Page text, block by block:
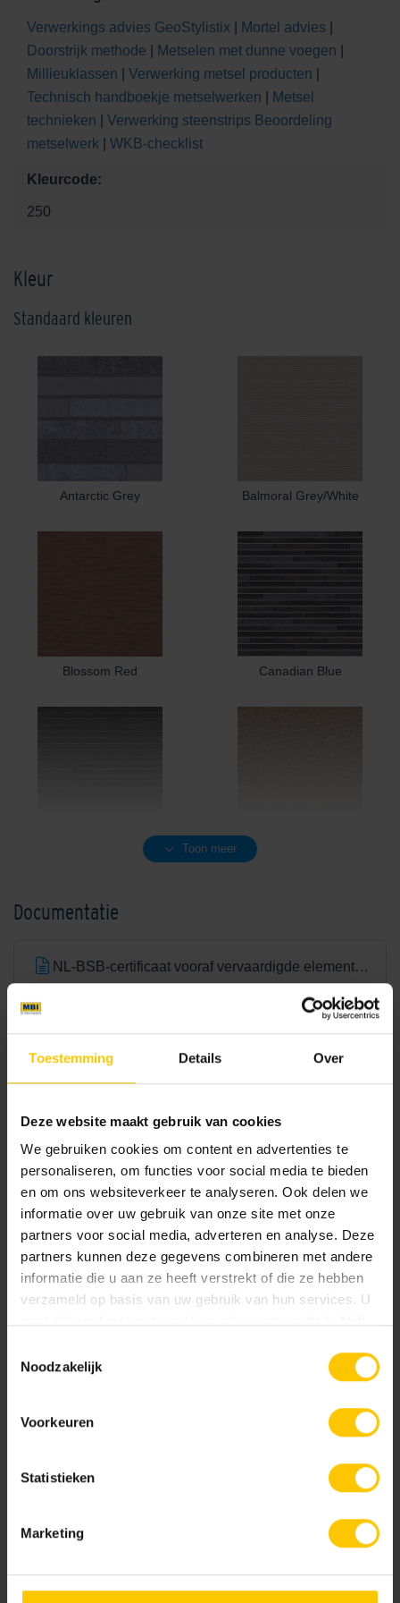
Toestemming Details Over
Deze website maakt gebruik van cookies
We gebruiken cookies om content en advertenties te
personaliseren, om functies voor social media te bieden
en om ons websiteverkeer te analyseren. Ook delen we
informatie over uw gebruik van onze site met onze
partners voor social media, adverteren en analyse. Deze
partners kunnen deze gegevens combineren met andere
informatie die u aan ze heeft verstrekt of die ze hebben
verzameld op basis van uw gebruik van hun services. U
Noodzakelijk
Voorkeuren
Statistieken
Marketing
Verwerkings advies GeoStylistix Mortel advies
Doorstrijk methode
Metselen met dunne voegen
Millieuklassen
Verwerking metsel producten
Technisch handboekje metselwerken
Metsel
technieken
Verwerking steenstrips Beoordeling
metselwerk
WKB-checklist
Kleurcode:
250
Kleur
Standaard kleuren
Antarctic Grey Balmoral Grey/White
Blossom Red Canadian Blue
Dark Grey
Dover White Earth Brown/Grey
Shaded Brown/Black Shaded Brownie/Dark
Shaded Charcoal/Green
Toon meer
Documentatie
NL-BSB-certificaat vooraf vervaardigde elementen van beton
Bouwassortiment
Bekijk
Projectvoorbeelden bouw
Infoboekje GeoStylistix